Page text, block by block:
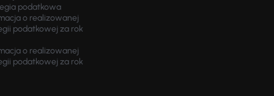
podatkowa
o realizowanej
podatkowej za rok
o realizowanej
podatkowej za rok